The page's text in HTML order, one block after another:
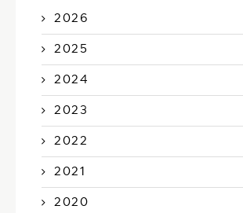
2026
2025
2024
2023
2022
2021
2020